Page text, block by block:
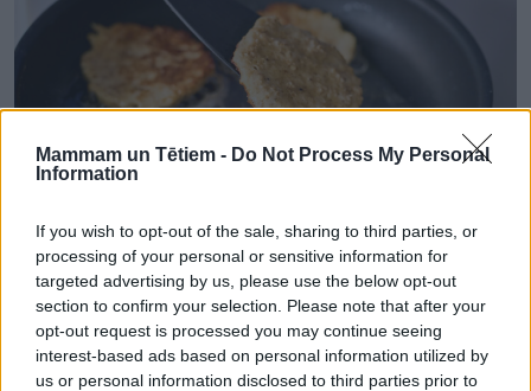
Mammam un Tētiem - Do Not Process My Personal
Information
If you wish to opt-out of the sale, sharing to third parties, or
processing of your personal or sensitive information for
targeted advertising by us, please use the below opt-out
section to confirm your selection. Please note that after your
opt-out request is processed you may continue seeing
interest-based ads based on personal information utilized by
us or personal information disclosed to third parties prior to
Pagatavošana
Bļodā sakuļ olas kopā ar šķipsniņu sāls un pienu,
līdz masa kļūst viendabīga. Pievieno auzu